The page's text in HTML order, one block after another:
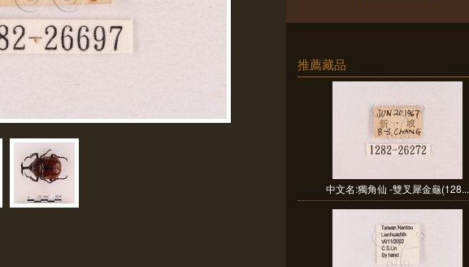
推薦藏品
中文名:獨角仙 -雙叉犀金龜(128...